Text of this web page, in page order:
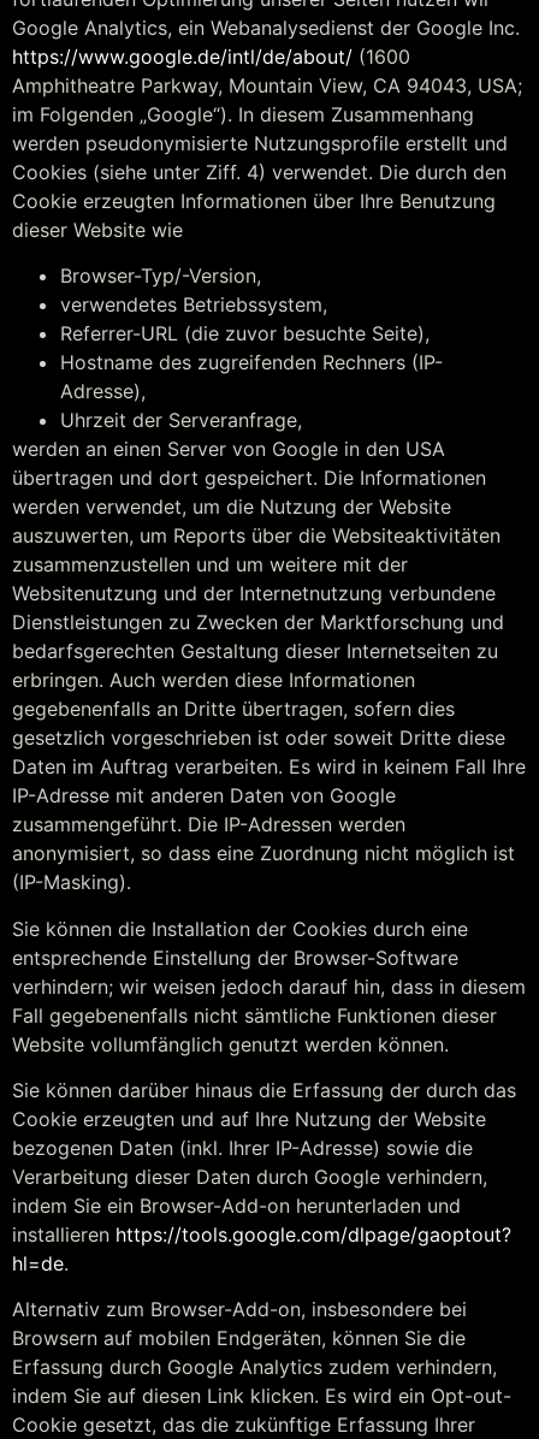
Google Analytics, ein Webanalysedienst der Google Inc.
https://www.google.de/intl/de/about/ (1600
Amphitheatre Parkway, Mountain View, CA 94043, USA;
im Folgenden „Google“). In diesem Zusammenhang
werden pseudonymisierte Nutzungsprofile erstellt und
Cookies (siehe unter Ziff. 4) verwendet. Die durch den
Cookie erzeugten Informationen über Ihre Benutzung
dieser Website wie
Browser-Typ/-Version,
verwendetes Betriebssystem,
Referrer-URL (die zuvor besuchte Seite),
Hostname des zugreifenden Rechners (IP-
Adresse),
Uhrzeit der Serveranfrage,
werden an einen Server von Google in den USA
übertragen und dort gespeichert. Die Informationen
werden verwendet, um die Nutzung der Website
auszuwerten, um Reports über die Websiteaktivitäten
zusammenzustellen und um weitere mit der
Websitenutzung und der Internetnutzung verbundene
Dienstleistungen zu Zwecken der Marktforschung und
bedarfsgerechten Gestaltung dieser Internetseiten zu
erbringen. Auch werden diese Informationen
gegebenenfalls an Dritte übertragen, sofern dies
gesetzlich vorgeschrieben ist oder soweit Dritte diese
Daten im Auftrag verarbeiten. Es wird in keinem Fall Ihre
IP-Adresse mit anderen Daten von Google
zusammengeführt. Die IP-Adressen werden
anonymisiert, so dass eine Zuordnung nicht möglich ist
(IP-Masking).
Sie können die Installation der Cookies durch eine
entsprechende Einstellung der Browser-Software
verhindern; wir weisen jedoch darauf hin, dass in diesem
Fall gegebenenfalls nicht sämtliche Funktionen dieser
Website vollumfänglich genutzt werden können.
Sie können darüber hinaus die Erfassung der durch das
Cookie erzeugten und auf Ihre Nutzung der Website
bezogenen Daten (inkl. Ihrer IP-Adresse) sowie die
Verarbeitung dieser Daten durch Google verhindern,
indem Sie ein Browser-Add-on herunterladen und
installieren https://tools.google.com/dlpage/gaoptout?
hl=de.
Alternativ zum Browser-Add-on, insbesondere bei
Browsern auf mobilen Endgeräten, können Sie die
Erfassung durch Google Analytics zudem verhindern,
indem Sie auf diesen Link klicken. Es wird ein Opt-out-
Cookie gesetzt, das die zukünftige Erfassung Ihrer